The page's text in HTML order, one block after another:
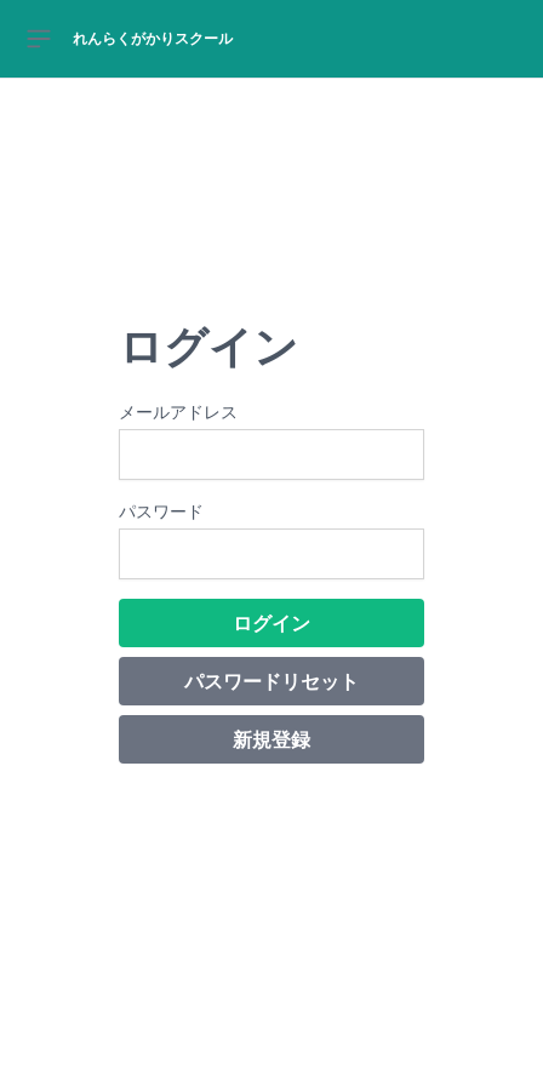
サイドバーれんらくがかりスクール
ログイン
メールアドレス
パスワード
ログイン
パスワードリセット
新規登録